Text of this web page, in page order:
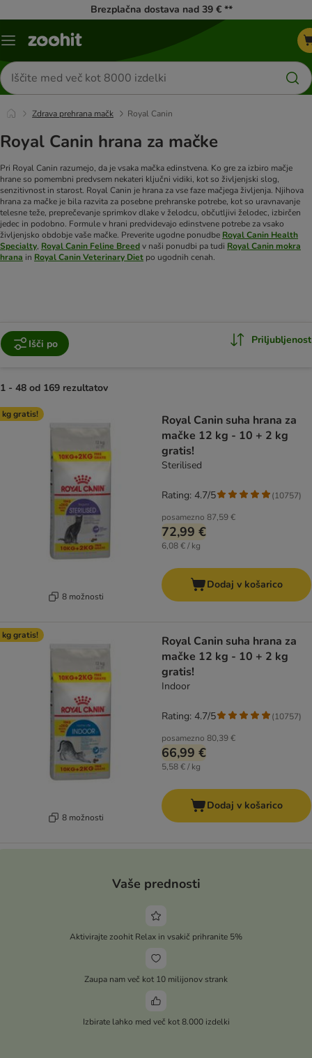
Brezplačna dostava nad 39 € **
Meni
Iskanje
izdelkov
Zdrava prehrana mačk Royal Canin
Royal Canin hrana za mačke
Pri Royal Canin razumejo, da je vsaka mačka edinstvena. Ko gre za izbiro mačje
hrane so pomembni predvsem nekateri ključni vidiki, kot so življenjski slog,
senzitivnost in starost. Royal Canin je hrana za vse faze mačjega življenja. Njihova
hrana za mačke je bila razvita za posebne prehranske potrebe, kot so uravnavanje
telesne teže, preprečevanje sprimkov dlake v želodcu, občutljivi želodec, izbirčen
jedec in podobno. Formule v hrani predvidevajo edinstvene potrebe za vsako
življenjsko obdobje vaše mačke. Preverite ugodne ponudbe Royal Canin Health
Specialty, Royal Canin Feline Breedv naši ponudbi pa tudi Royal Canin mokra
hrana in Royal Canin Veterinary Diet po ugodnih cenah.
Išči po Priljubljenost
1 - 48 od 169 rezultatov
product items have been changed
kg gratis!
8 možnosti
Royal Canin suha hrana za
mačke 12 kg - 10 + 2 kg
gratis!
Sterilised
posamezno 87,59 €
72,99 €
6,08 € / kg
Rating: 4.7/5 (10757)
Dodaj v košarico
kg gratis!
8 možnosti
Royal Canin suha hrana za
mačke 12 kg - 10 + 2 kg
gratis!
Indoor
posamezno 80,39 €
66,99 €
5,58 € / kg
Rating: 4.7/5 (10757)
Dodaj v košarico
Vaše prednosti
Aktivirajte zoohit Relax in vsakič prihranite 5%
Zaupa nam več kot 10 milijonov strank
Izbirate lahko med več kot 8.000 izdelki